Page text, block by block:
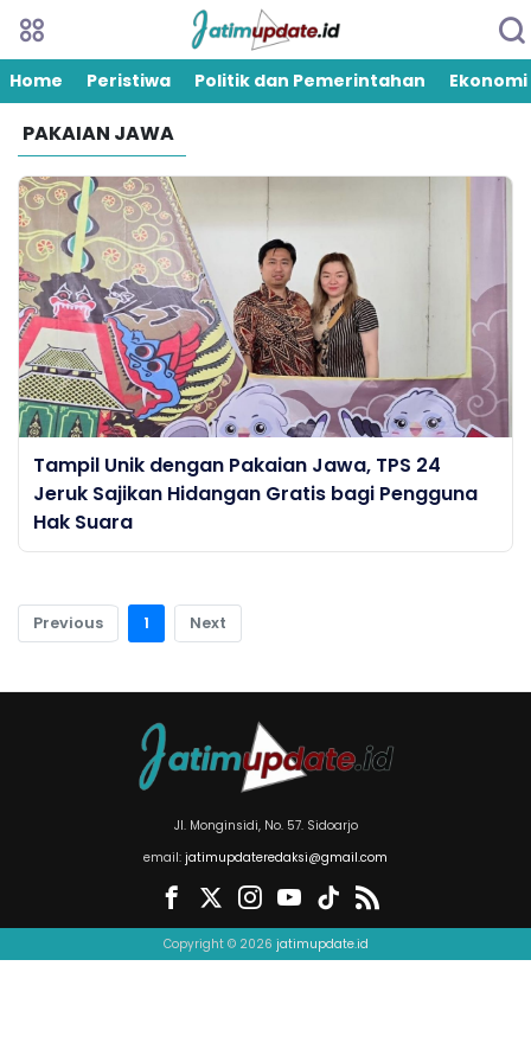
Home Peristiwa Politik dan Pemerintahan Ekonomi
PAKAIAN JAWA
Tampil Unik dengan Pakaian Jawa, TPS 24
Jeruk Sajikan Hidangan Gratis bagi Pengguna
Hak Suara
Previous 1 Next
Jl. Monginsidi, No. 57. Sidoarjo
email: jatimupdateredaksi@gmail.com
Copyright © 2026 jatimupdate.id